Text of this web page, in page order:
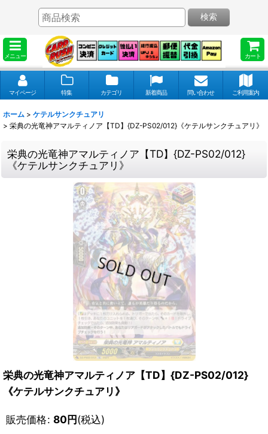
メニュー カート
検索
マイページ 特集 カテゴリ 新着商品 問い合わせ ご利用案内
ホーム > ケテルサンクチュアリ
> 栄典の光竜神アマルティノア【TD】{DZ-PS02/012}《ケテルサンクチュアリ》
栄典の光竜神アマルティノア【TD】{DZ-PS02/012}
《ケテルサンクチュアリ》
栄典の光竜神アマルティノア【TD】{DZ-PS02/012}
《ケテルサンクチュアリ》
販売価格: 80円(税込)